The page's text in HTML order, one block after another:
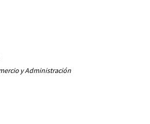
Licenciado en Ciencias de la Educación, Mención Comercio y Administración